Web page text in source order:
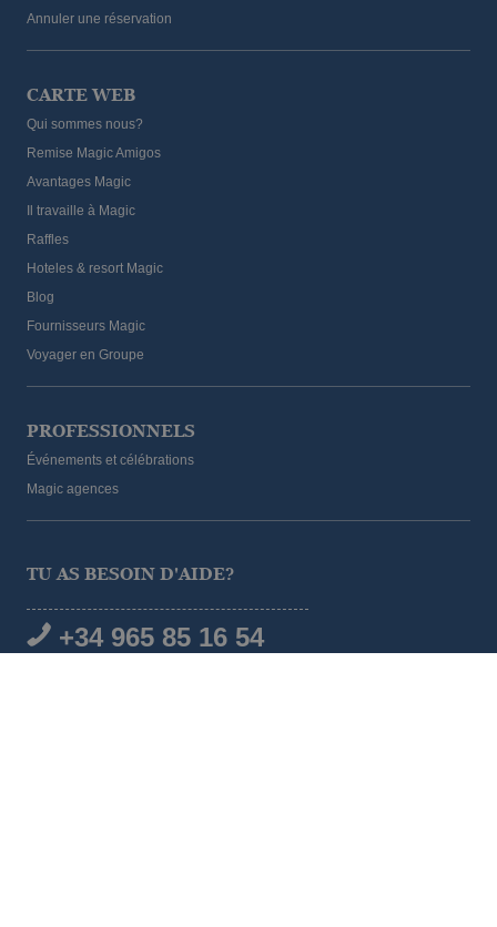
Annuler une réservation
CARTE WEB
Qui sommes nous?
Remise Magic Amigos
Avantages Magic
Il travaille à Magic
Raffles
Hoteles & resort Magic
Blog
Fournisseurs Magic
Voyager en Groupe
PROFESSIONNELS
Événements et célébrations
Magic agences
TU AS BESOIN D'AIDE?
+34 965 85 16 54